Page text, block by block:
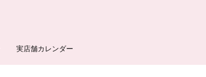
実店舗カレンダー